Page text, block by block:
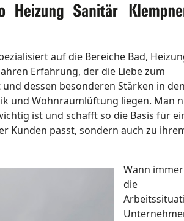
auf die Bereiche Bad,
Erfahrung, der die Liebe zum
dessen besonderen Stärken in den
und Wohnraumlüftung liegen. Man
ist und schafft so die Basis für
Kunden passt, sondern auch zu
Wann
die